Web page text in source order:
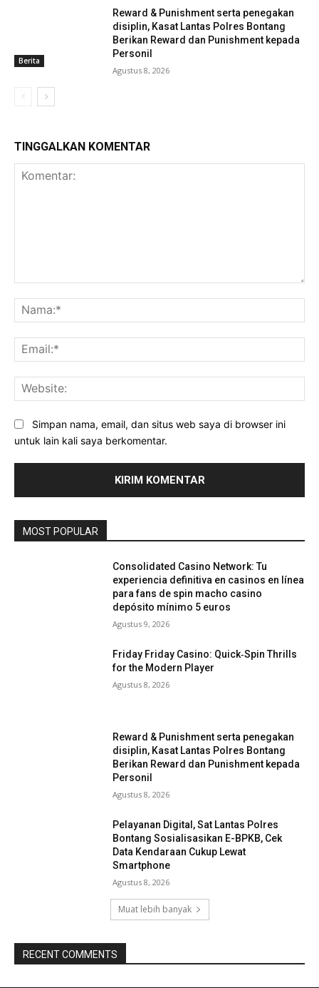
Berita
Reward & Punishment serta penegakan
disiplin, Kasat Lantas Polres Bontang
Berikan Reward dan Punishment kepada
Personil
Agustus 8, 2026
TINGGALKAN KOMENTAR
Simpan nama, email, dan situs web saya di browser ini
untuk lain kali saya berkomentar.
MOST POPULAR
Consolidated Casino Network: Tu
experiencia definitiva en casinos en línea
para fans de spin macho casino
depósito mínimo 5 euros
Agustus 9, 2026
Friday Friday Casino: Quick‑Spin Thrills
for the Modern Player
Agustus 8, 2026
Reward & Punishment serta penegakan
disiplin, Kasat Lantas Polres Bontang
Berikan Reward dan Punishment kepada
Personil
Agustus 8, 2026
Pelayanan Digital, Sat Lantas Polres
Bontang Sosialisasikan E-BPKB, Cek
Data Kendaraan Cukup Lewat
Smartphone
Agustus 8, 2026
Muat lebih banyak
RECENT COMMENTS